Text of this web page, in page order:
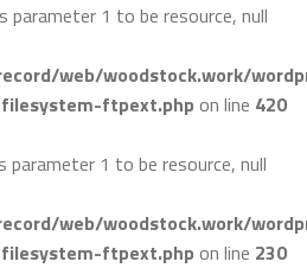
1 to be resource, null
web/woodstock.work/
ftpext.php on line 420
1 to be resource, null
web/woodstock.work/
ftpext.php on line 230